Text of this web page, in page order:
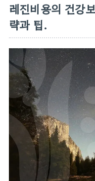
레진비용의 건강
략과 팁.